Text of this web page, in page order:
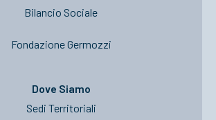
Bilancio Sociale
Fondazione Germozzi
Dove Siamo
Sedi Territoriali